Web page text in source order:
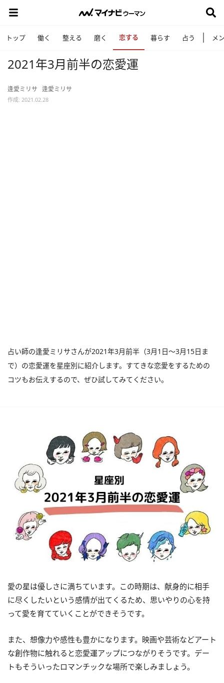
トップ 働く 整える 磨く 恋する 暮らす 占う メ
2021年3月前半の恋愛運
逢愛ミリサ 逢愛ミリサ
作成: 2021.02.28
占い師の逢愛ミリサさんが2021年3月前半（3月1日～3月15日ま
で）の恋愛運を星座別に紹介します。すてきな恋愛をするための
コツもお伝えするので、ぜひ試してみてください。
愛の星は優しさに満ちています。この時期は、献身的に相手
に尽くしたいという感情が出てくるため、思いやりの心を持
って愛を育てていくことができそうです。
また、想像力や感性も豊かになります。映画や芸術などアート
な創作物に触れると恋愛運アップにつながりそうです。デー
トもそういったロマンチックな場所で楽しみましょう。